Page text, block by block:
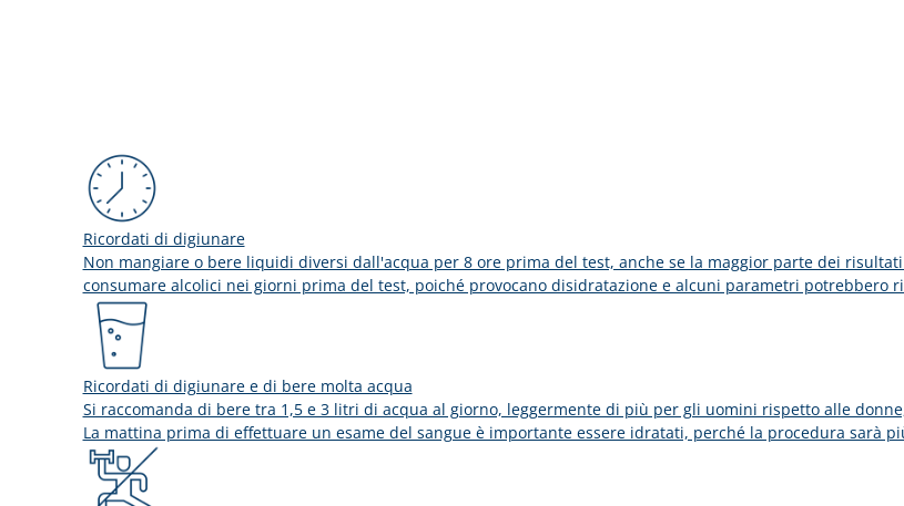
Ricordati di digiunare
Non mangiare o bere liquidi diversi dall'acqua per 8 ore prima del test, anche se la maggior parte dei
consumare alcolici nei giorni prima del test, poiché provocano disidratazione e alcuni parametri potrebbero
Ricordati di digiunare e di bere molta acqua
Si raccomanda di bere tra 1,5 e 3 litri di acqua al giorno, leggermente di più per gli uomini rispetto alle
La mattina prima di effettuare un esame del sangue è importante essere idratati, perché la procedura sarà